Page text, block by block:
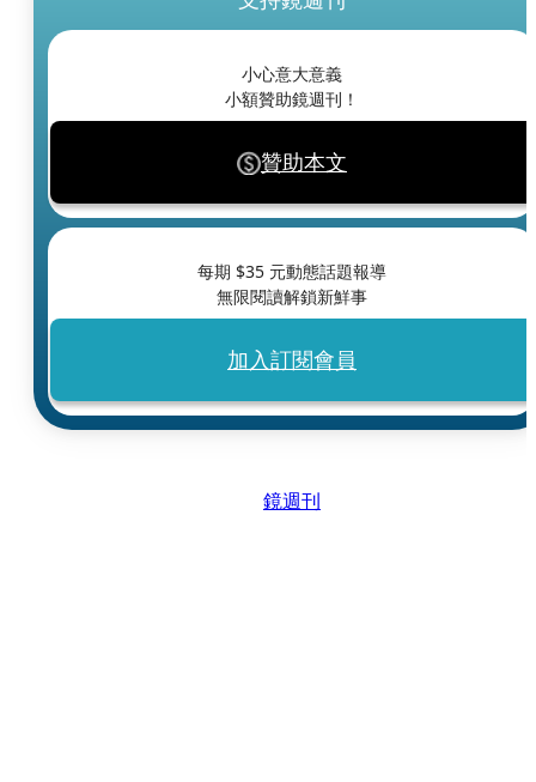
小心意大意義
小額贊助鏡週刊！
贊助本文
每期 $35 元動態話題報導
無限閱讀解鎖新鮮事
加入訂閱會員
鏡週刊